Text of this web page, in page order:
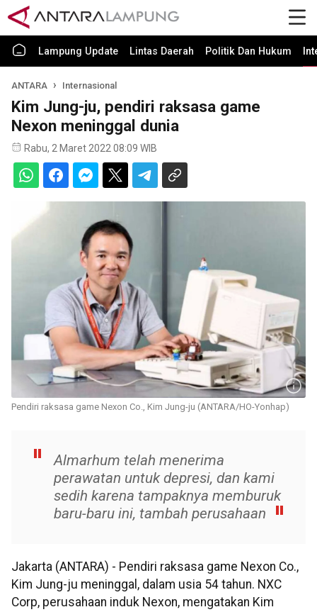
Lampung Update Lintas Daerah Politik Dan Hukum
ANTARA Internasional
Kim Jung-ju, pendiri raksasa game
Nexon meninggal dunia
Rabu, 2 Maret 2022 08:09 WIB
Pendiri raksasa game Nexon Co., Kim Jung-ju (ANTARA/HO-Yonhap)
Almarhum telah menerima
perawatan untuk depresi, dan kami
sedih karena tampaknya memburuk
baru-baru ini, tambah perusahaan
Jakarta (ANTARA) - Pendiri raksasa game Nexon Co.,
Kim Jung-ju meninggal, dalam usia 54 tahun. NXC
Corp, perusahaan induk Nexon, mengatakan Kim